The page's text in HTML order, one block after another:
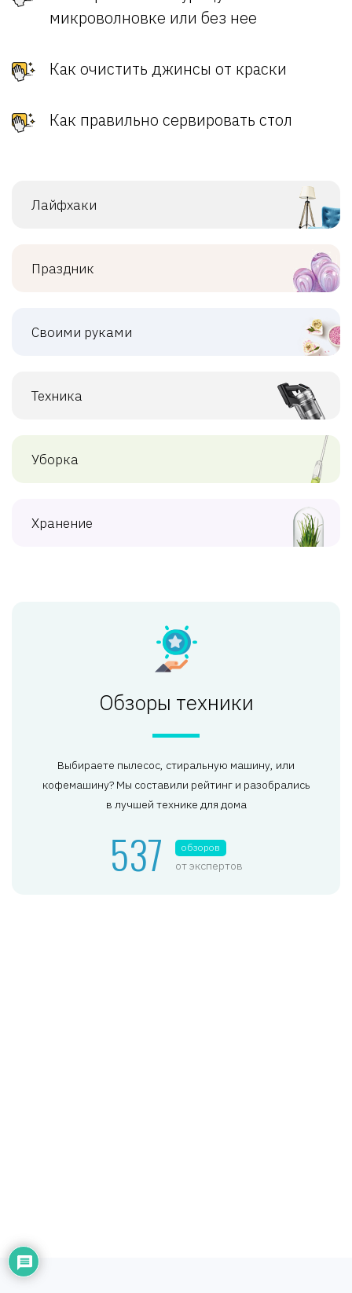
микроволновке или без нее
Как очистить джинсы от краски
Как правильно сервировать стол
Лайфхаки
Праздник
Своими руками
Техника
Уборка
Хранение
Обзоры техники
Выбираете пылесос, стиральную машину, или
кофемашину? Мы составили рейтинг и разобрались
в лучшей технике для дома
537 обзоров
от экспертов